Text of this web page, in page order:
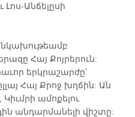
Լոս-Անճելըսի
Հայ Քոյրերուն:
երկրաշարժը՝
Հայ Քրոջ խղճին: Ան
ամոքելու
անդարմանելի վիշտը: